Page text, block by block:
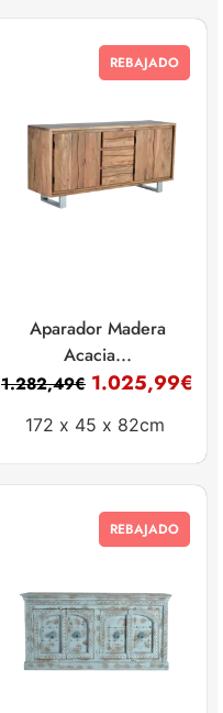
REBAJADO
Aparador Madera
Acacia...
1.282,49€ 1.025,99€
172 x 45 x 82cm
REBAJADO